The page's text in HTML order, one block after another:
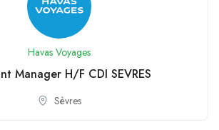
Havas Voyages
Manager H/F CDI SEVRES
Sèvres